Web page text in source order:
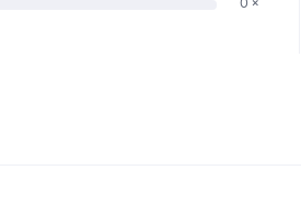
0 ×